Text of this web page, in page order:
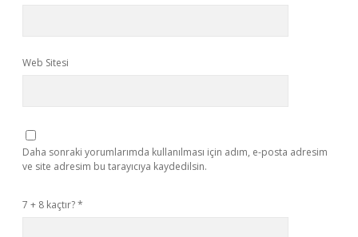
Web Sitesi
Daha sonraki yorumlarımda kullanılması için adım, e-posta adresim
ve site adresim bu tarayıcıya kaydedilsin.
7 + 8 kaçtır?*